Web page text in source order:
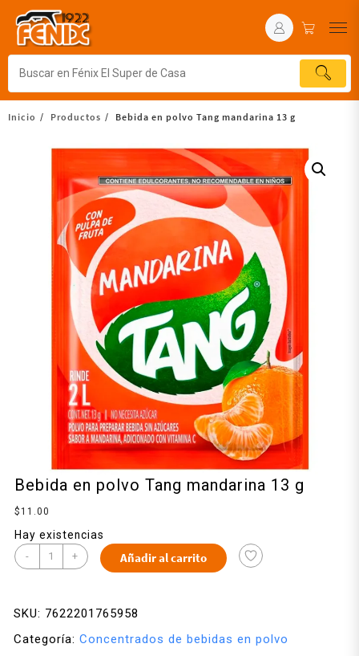
Inicio Productos Bebida en polvo Tang mandarina 13 g
Bebida en polvo Tang mandarina 13 g
$ 11.00
Hay existencias
- + Añadir al carrito
SKU: 7622201765958
Categoría: Concentrados de bebidas en polvo